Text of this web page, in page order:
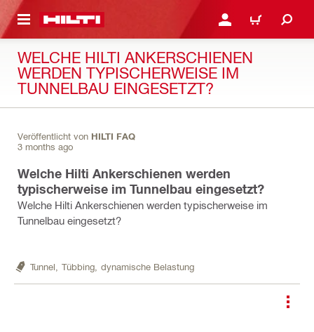
ANMELDEN ODER
WARENKORB
WELCHE HILTI ANKERSCHIENEN
WERDEN TYPISCHERWEISE IM
TUNNELBAU EINGESETZT?
Veröffentlicht von HILTI FAQ
3 months ago
Welche Hilti Ankerschienen werden
typischerweise im Tunnelbau eingesetzt?
Welche Hilti Ankerschienen werden typischerweise im
Tunnelbau eingesetzt?
Tunnel, Tübbing, dynamische Belastung